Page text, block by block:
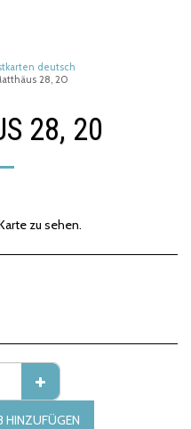
deutsch
28, 20
28, 20
zu sehen.
HINZUFÜGEN